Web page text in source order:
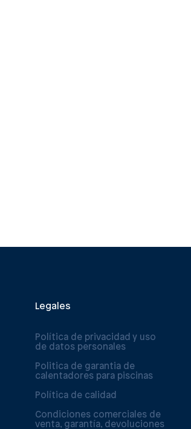
Legales
Política de privacidad y uso
de datos personales
Politica de garantia de
calentadores para piscinas
Política de calidad
Condiciones comerciales de
venta, garantía, devoluciones